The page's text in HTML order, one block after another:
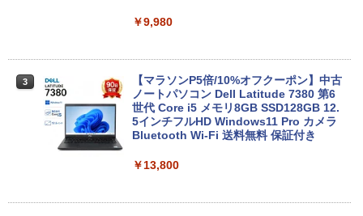
￥9,980
3
【マラソンP5倍/10%オフクーポン】中古
ノートパソコン Dell Latitude 7380 第6
世代 Core i5 メモリ8GB SSD128GB 12.
5インチフルHD Windows11 Pro カメラ
Bluetooth Wi-Fi 送料無料 保証付き
￥13,800